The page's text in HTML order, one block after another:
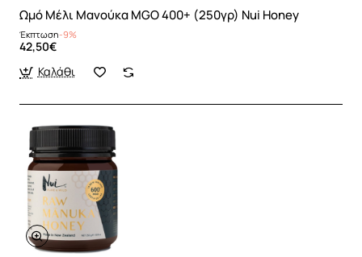
Ωμό Μέλι Μανούκα MGO 400+ (250γρ) Nui Honey
Έκπτωση-9%
42,50€
Καλάθι